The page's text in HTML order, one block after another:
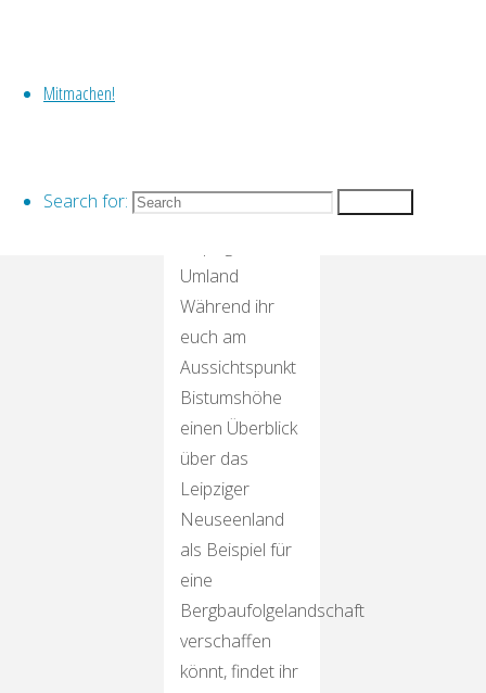
Mitmachen!
Search for:
Ausflug ins
Umland
Während ihr
euch am
Aussichtspunkt
Bistumshöhe
einen Überblick
über das
Leipziger
Neuseenland
als Beispiel für
eine
Bergbaufolgelandschaft
verschaffen
könnt, findet ihr